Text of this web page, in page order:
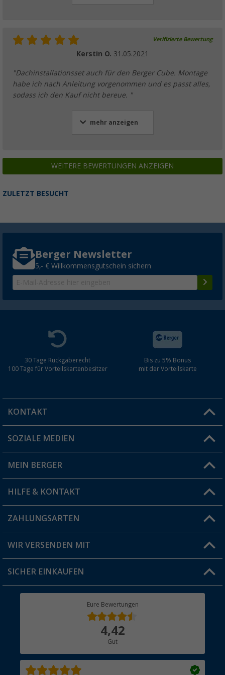
Verifizierte Bewertung
Kerstin O. 31.05.2021
"Dachinstallationsset auch für den Berger Cube. Montage
habe ich nach Anleitung vorgenommen und es passt alles,
sodass ich den Kauf nicht bereue. "
mehr anzeigen
WEITERE BEWERTUNGEN ANZEIGEN
ZULETZT BESUCHT
Berger Newsletter
5,- € Willkommensgutschein sichern
30 Tage Rückgaberecht
100 Tage für Vorteilskartenbesitzer
Bis zu 5% Bonus
mit der Vorteilskarte
KONTAKT
Du hast eine Frage?
Filiale finden
SOZIALE MEDIEN
MEIN BERGER
Vorteilskarte
Blog
Jobs & Karriere
HILFE & KONTAKT
FAQ & Kontakt
Versandinformationen
Rücksendung
ZAHLUNGSARTEN
WIR VERSENDEN MIT
SICHER EINKAUFEN
Eure Bewertungen
4,42
Gut